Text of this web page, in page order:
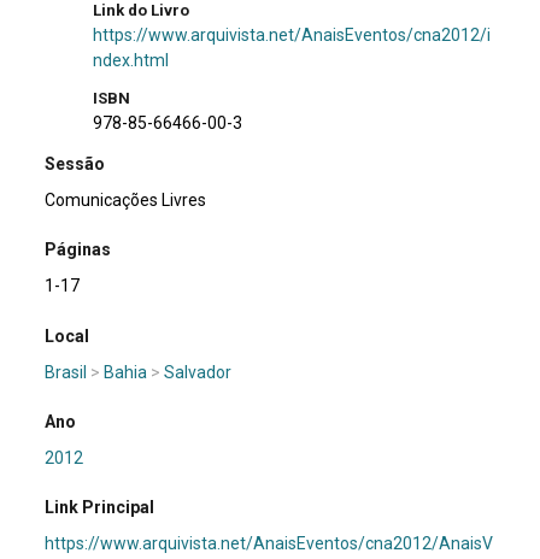
Link do Livro
https://www.arquivista.net/AnaisEventos/cna2012/i
ndex.html
ISBN
978-85-66466-00-3
Sessão
Comunicações Livres
Páginas
1-17
Local
Brasil >Bahia >Salvador
Ano
2012
Link Principal
https://www.arquivista.net/AnaisEventos/cna2012/AnaisV